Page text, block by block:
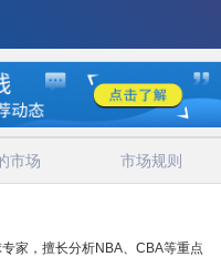
市场 市场规则
家，擅长分析NBA、CBA等重点